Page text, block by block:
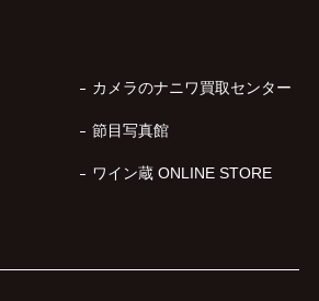
カメラのナニワ買取センター
節目写真館
ワイン蔵 ONLINE STORE